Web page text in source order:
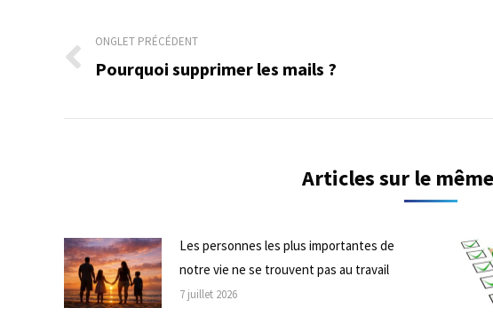
de
commentaire
ONGLET PRÉCÉDENT
Onglet
Pourquoi supprimer les mails ?
Articles sur le
Les personnes les plus importantes de
notre vie ne se trouvent pas au travail
7 juillet 2026